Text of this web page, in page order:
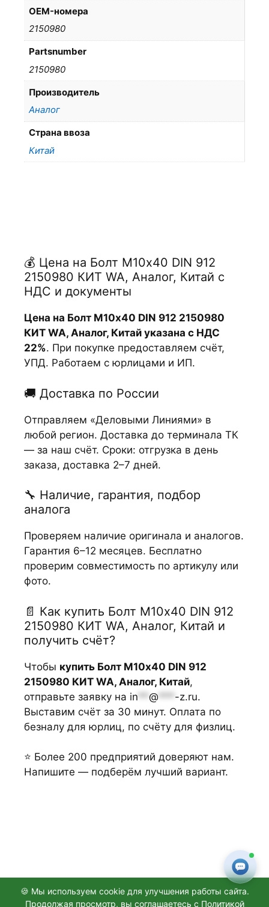
OEM-номера
2150980
Partsnumber
2150980
Производитель
Аналог
Страна ввоза
Китай
💰 Цена на Болт М10х40 DIN 912
2150980 КИТ WA, Аналог, Китай с
НДС и документы
Цена на Болт М10х40 DIN 912 2150980
КИТ WA, Аналог, Китай указана с НДС
22%. При покупке предоставляем счёт,
УПД. Работаем с юрлицами и ИП.
🚚 Доставка по России
Отправляем «Деловыми Линиями» в
любой регион. Доставка до терминала ТК
— за наш счёт. Сроки: отгрузка в день
заказа, доставка 2–7 дней.
🔧 Наличие, гарантия, подбор
аналога
Проверяем наличие оригинала и аналогов.
Гарантия 6–12 месяцев. Бесплатно
проверим совместимость по артикулу или
фото.
📄 Как купить Болт М10х40 DIN 912
2150980 КИТ WA, Аналог, Китай и
получить счёт?
Чтобы купить Болт М10х40 DIN 912
2150980 КИТ WA, Аналог, Китай,
отправьте заявку на in ** @ *** -z.ru.
Выставим счёт за 30 минут. Оплата по
безналу для юрлиц, по счёту для физлиц.
⭐ Более 200 предприятий доверяют нам.
Напишите — подберём лучший вариант.
🍪 Мы используем cookie для улучшения работы сайта.
Продолжая просмотр, вы соглашаетесь с Политикой